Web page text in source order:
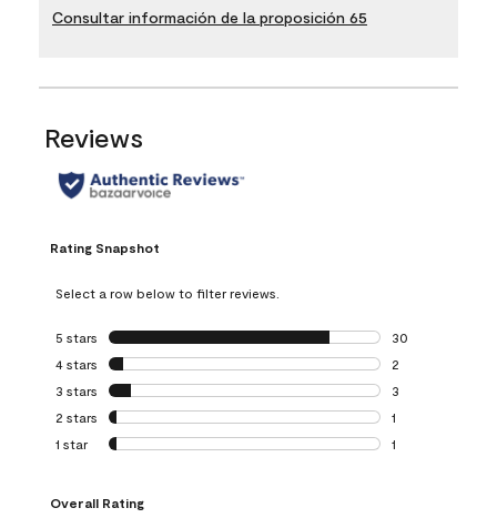
Consultar información de la proposición 65
Reviews
Rating Snapshot
Select a row below to filter reviews.
5 stars stars
30
30 reviews with
4 stars stars
2
2 reviews with 4
3 stars stars
3
3 reviews with 3
2 stars stars
1
1 review with 2
1 star stars
1
Overall Rating